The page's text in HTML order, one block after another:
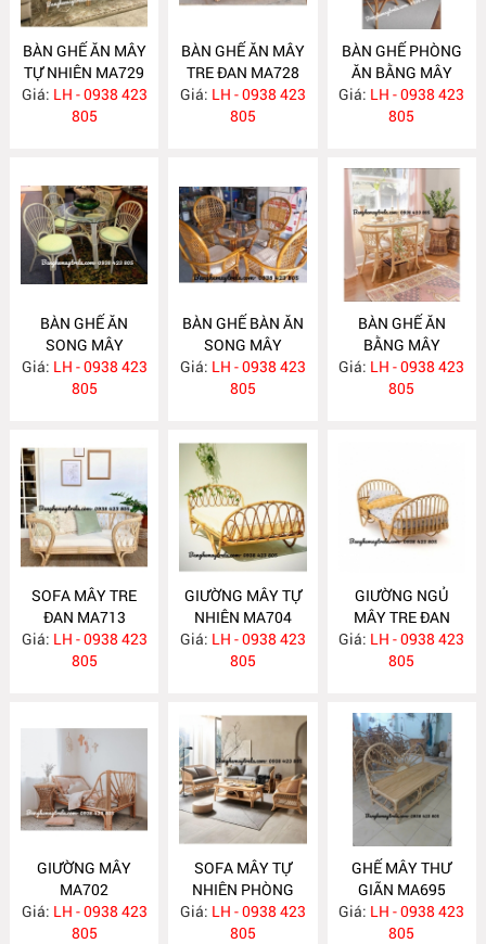
BÀN GHẾ ĂN MÂY
TỰ NHIÊN MA729
Giá: LH - 0938 423
805
BÀN GHẾ ĂN MÂY
TRE ĐAN MA728
Giá: LH - 0938 423
805
BÀN GHẾ PHÒNG
ĂN BẰNG MÂY
MA727
Giá: LH - 0938 423
805
BÀN GHẾ ĂN
SONG MÂY
MA726
Giá: LH - 0938 423
805
BÀN GHẾ BÀN ĂN
SONG MÂY
MA725
Giá: LH - 0938 423
805
BÀN GHẾ ĂN
BẰNG MÂY
MA724
Giá: LH - 0938 423
805
SOFA MÂY TRE
ĐAN MA713
Giá: LH - 0938 423
805
GIƯỜNG MÂY TỰ
NHIÊN MA704
Giá: LH - 0938 423
805
GIƯỜNG NGỦ
MÂY TRE ĐAN
MA703
Giá: LH - 0938 423
805
GIƯỜNG MÂY
MA702
Giá: LH - 0938 423
805
SOFA MÂY TỰ
NHIÊN PHÒNG
KHÁCH MA697
Giá: LH - 0938 423
805
GHẾ MÂY THƯ
GIÃN MA695
Giá: LH - 0938 423
805